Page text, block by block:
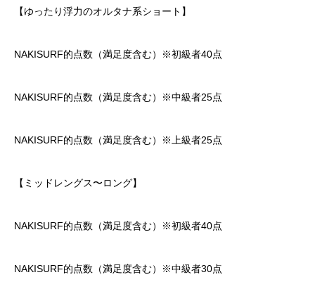
【ゆったり浮力のオルタナ系ショート】
NAKISURF的点数（満足度含む）※初級者40点
NAKISURF的点数（満足度含む）※中級者25点
NAKISURF的点数（満足度含む）※上級者25点
【ミッドレングス〜ロング】
NAKISURF的点数（満足度含む）※初級者40点
NAKISURF的点数（満足度含む）※中級者30点